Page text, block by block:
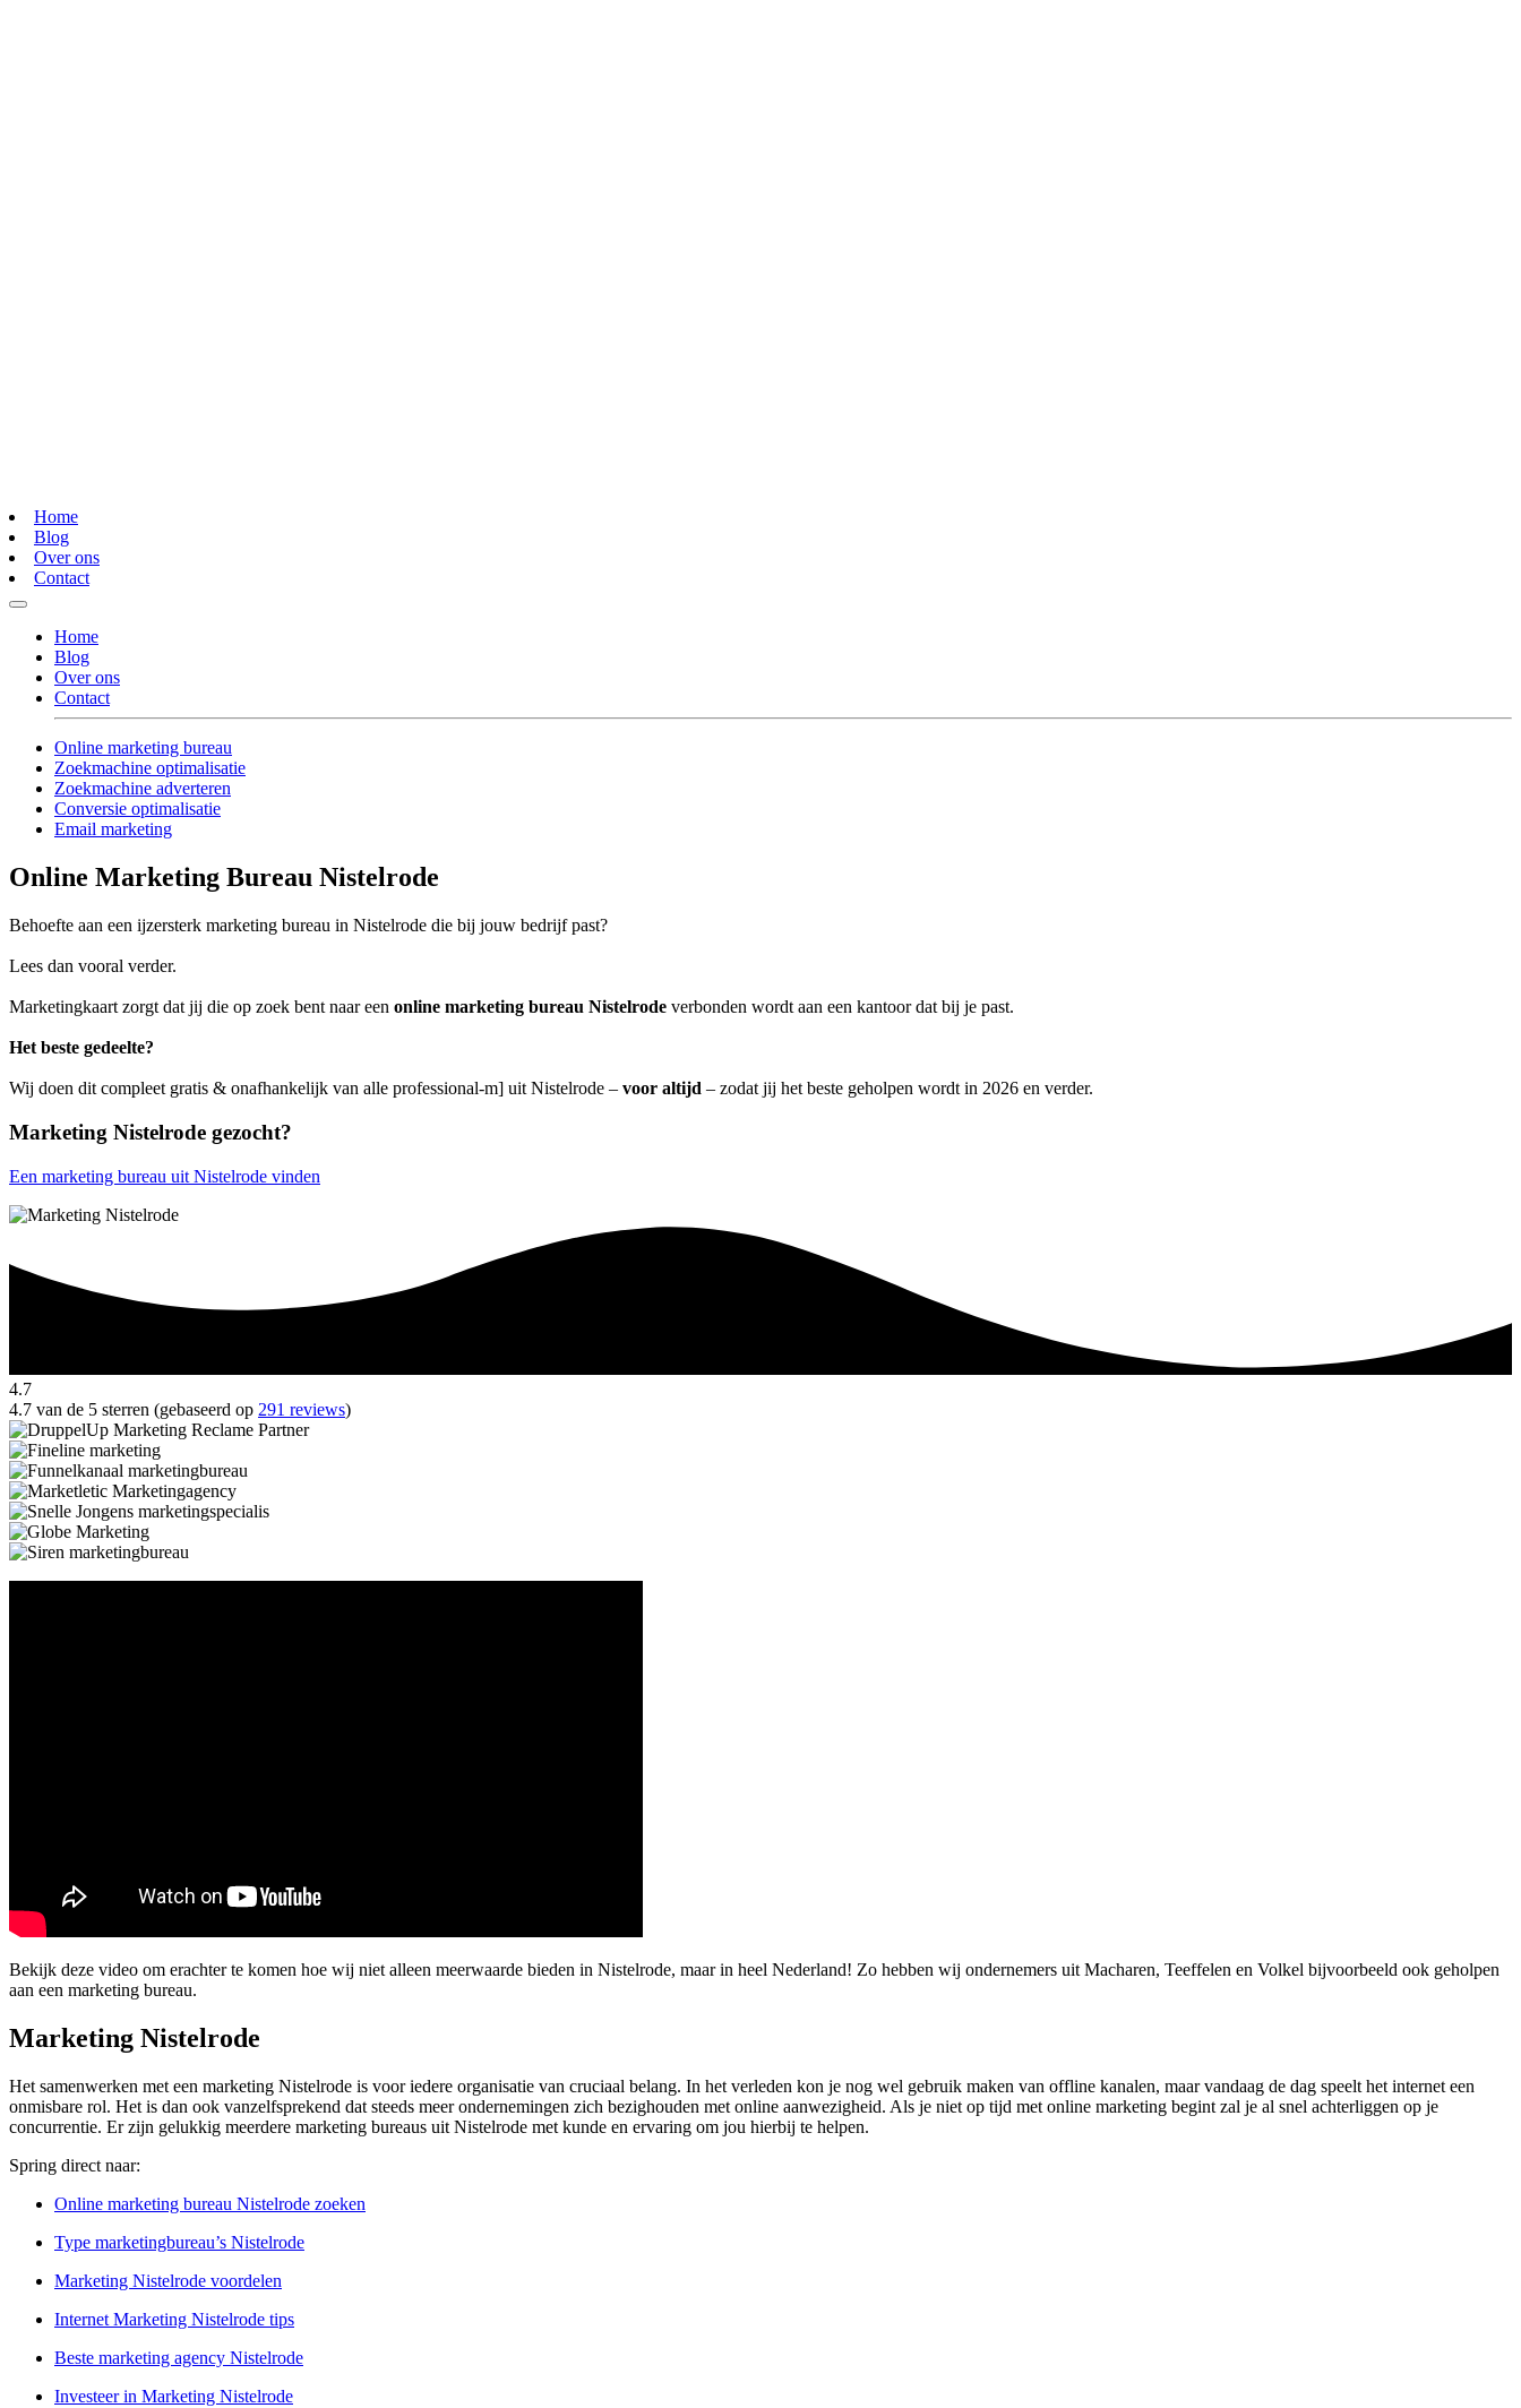
Home
Blog
Over ons
Contact
Home
Blog
Over ons
Contact
Online marketing bureau
Zoekmachine optimalisatie
Zoekmachine adverteren
Conversie optimalisatie
Email marketing
Online Marketing Bureau Nistelrode
Behoefte aan een ijzersterk marketing bureau in Nistelrode die bij jouw bedrijf past?
Lees dan vooral verder.
Marketingkaart zorgt dat jij die op zoek bent naar een online marketing bureau Nistelrode verbonden wordt aan een kantoor dat bij je past.
Het beste gedeelte?
Wij doen dit compleet gratis & onafhankelijk van alle professional-m] uit Nistelrode – voor altijd – zodat jij het beste geholpen wordt in 2026 en verder.
Marketing Nistelrode gezocht?
Een marketing bureau uit Nistelrode vinden
4.7
4.7 van de 5 sterren (gebaseerd op 291 reviews)
Bekijk deze video om erachter te komen hoe wij niet alleen meerwaarde bieden in Nistelrode, maar in heel Nederland! Zo hebben wij ondernemers uit Macharen, Teeffelen en Volkel bijvoorbeeld ook geholpen
aan een marketing bureau.
Marketing Nistelrode
Het samenwerken met een marketing Nistelrode is voor iedere organisatie van cruciaal belang. In het verleden kon je nog wel gebruik maken van offline kanalen, maar vandaag de dag speelt het internet een
onmisbare rol. Het is dan ook vanzelfsprekend dat steeds meer ondernemingen zich bezighouden met online aanwezigheid. Als je niet op tijd met online marketing begint zal je al snel achterliggen op je
concurrentie. Er zijn gelukkig meerdere marketing bureaus uit Nistelrode met kunde en ervaring om jou hierbij te helpen.
Spring direct naar:
Online marketing bureau Nistelrode zoeken
Type marketingbureau’s Nistelrode
Marketing Nistelrode voordelen
Internet Marketing Nistelrode tips
Beste marketing agency Nistelrode
Investeer in Marketing Nistelrode